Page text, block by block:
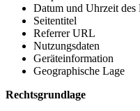
Datum und Uhrzeit des
Seitentitel
Referrer URL
Nutzungsdaten
Geräteinformation
Geographische Lage
Rechtsgrundlage